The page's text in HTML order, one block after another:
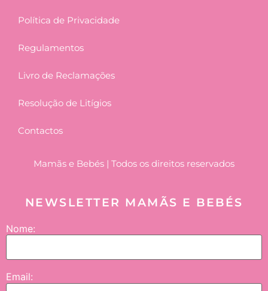
Política de Privacidade
Regulamentos
Livro de Reclamações
Resolução de Litígios
Contactos
Mamãs e Bebés | Todos os direitos reservados
NEWSLETTER MAMÃS E BEBÉS
Nome:
Email: